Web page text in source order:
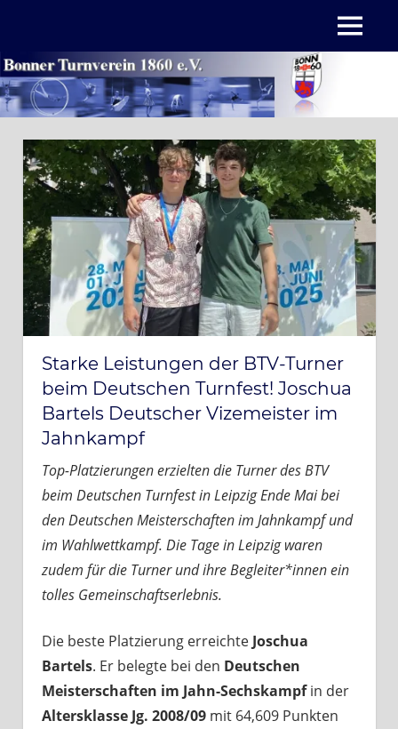
springen
MENÜ
Starke Leistungen der BTV-Turner
beim Deutschen Turnfest! Joschua
Bartels Deutscher Vizemeister im
Jahnkampf
Top-Platzierungen erzielten die Turner des BTV
beim Deutschen Turnfest in Leipzig Ende Mai bei
den Deutschen Meisterschaften im Jahnkampf und
im Wahlwettkampf. Die Tage in Leipzig waren
zudem für die Turner und ihre Begleiter*innen ein
tolles Gemeinschaftserlebnis.
Die beste Platzierung erreichte Joschua
Bartels. Er belegte bei den Deutschen
Meisterschaften im Jahn-Sechskampfin der
Altersklasse Jg. 2008/09mit 64,609 Punkten